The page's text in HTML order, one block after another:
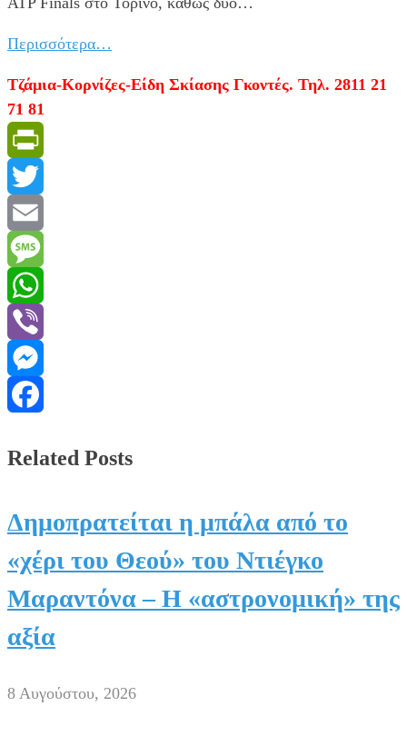
Περισσότερα…
Τζάμια-Κορνίζες-Είδη Σκίασης Γκοντές. Τηλ. 2811 21
71 81
PrintFriendly
Twitter
Email
Message
WhatsApp
Viber
Messenger
Related Posts
Δημοπρατείται η μπάλα από το
«χέρι του Θεού» του Ντιέγκο
Μαραντόνα – Η «αστρονομική» της
αξία
8 Αυγούστου, 2026